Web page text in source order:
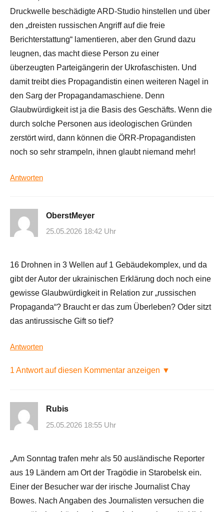
Druckwelle beschädigte ARD-Studio hinstellen und über
den „dreisten russischen Angriff auf die freie
Berichterstattung“ lamentieren, aber den Grund dazu
leugnen, das macht diese Person zu einer
überzeugten Parteigängerin der Ukrofaschisten. Und
damit treibt dies Propagandistin einen weiteren Nagel in
den Sarg der Propagandamaschiene. Denn
Glaubwürdigkeit ist ja die Basis des Geschäfts. Wenn die
durch solche Personen aus ideologischen Gründen
zerstört wird, dann können die ÖRR-Propagandisten
noch so sehr strampeln, ihnen glaubt niemand mehr!
Antworten
OberstMeyer
25.05.2026 18:42 Uhr
16 Drohnen in 3 Wellen auf 1 Gebäudekomplex, und da
gibt der Autor der ukrainischen Erklärung doch noch eine
gewisse Glaubwürdigkeit in Relation zur „russischen
Propaganda“? Braucht er das zum Überleben? Oder sitzt
das antirussische Gift so tief?
Antworten
1 Antwort auf diesen Kommentar anzeigen ▼
Rubis
25.05.2026 18:55 Uhr
„Am Sonntag trafen mehr als 50 ausländische Reporter
aus 19 Ländern am Ort der Tragödie in Starobelsk ein.
Einer der Besucher war der irische Journalist Chay
Bowes. Nach Angaben des Journalisten versuchen die